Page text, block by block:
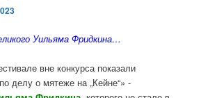
Уильяма Фридкина…
вне конкурса показали
делу о мятеже на „Кейне“» -